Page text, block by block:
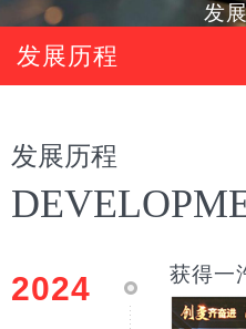
发
发展历程
发展历程
2024 获得一